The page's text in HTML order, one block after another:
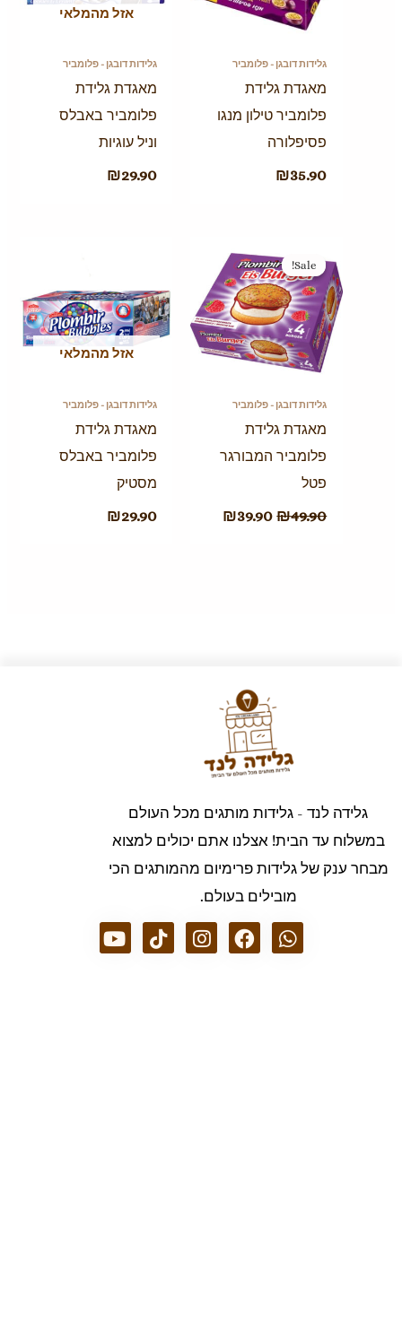
גלידות דובגן - פלומביר
מאגדת גלידת
פלומביר טילון מנגו
פסיפלורה
₪35.90
אזל מהמלאי
גלידות דובגן - פלומביר
מאגדת גלידת
פלומביר באבלס
וניל עוגיות
₪29.90
Sale!
Sale!
גלידות דובגן - פלומביר
מאגדת גלידת
פלומביר המבורגר
פטל
₪49.90
המקורי
היה:
₪49.90.
₪39.90
הנוכחי
הוא:
₪39.90.
אזל מהמלאי
גלידות דובגן - פלומביר
מאגדת גלידת
פלומביר באבלס
מסטיק
₪29.90
גלידה לנד - גלידות מותגים מכל העולם
במשלוח עד הבית! אצלנו אתם יכולים למצוא
מבחר ענק של גלידות פרימיום מהמותגים הכי
מובילים בעולם.